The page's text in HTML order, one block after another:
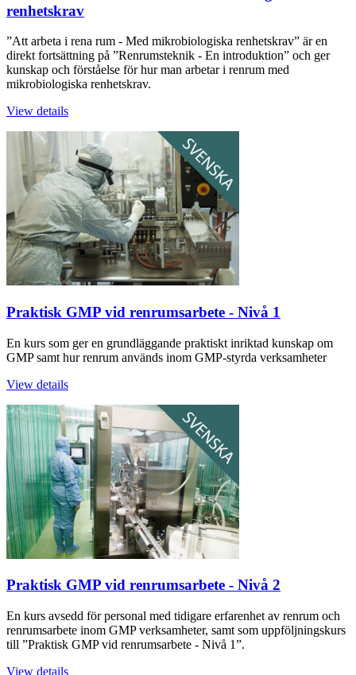
renhetskrav
”Att arbeta i rena rum - Med mikrobiologiska renhetskrav” är en
direkt fortsättning på ”Renrumsteknik - En introduktion” och ger
kunskap och förståelse för hur man arbetar i renrum med
mikrobiologiska renhetskrav.
View details
Praktisk GMP vid renrumsarbete - Nivå 1
En kurs som ger en grundläggande praktiskt inriktad kunskap om
GMP samt hur renrum används inom GMP-styrda verksamheter
View details
Praktisk GMP vid renrumsarbete - Nivå 2
En kurs avsedd för personal med tidigare erfarenhet av renrum och
renrumsarbete inom GMP verksamheter, samt som uppföljningskurs
till ”Praktisk GMP vid renrumsarbete - Nivå 1”.
View details